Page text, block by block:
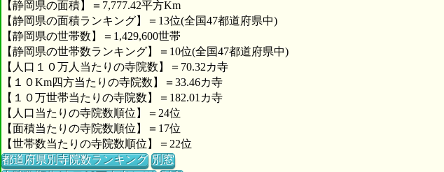
【静岡県の面積】＝7,777.42平方Km
【静岡県の面積ランキング】＝13位(全国47都道府県中)
【静岡県の世帯数】＝1,429,600世帯
【静岡県の世帯数ランキング】＝10位(全国47都道府県中)
【人口１０万人当たりの寺院数】＝70.32カ寺
【１０Km四方当たりの寺院数】＝33.46カ寺
【１０万世帯当たりの寺院数】＝182.01カ寺
【人口当たりの寺院数順位】＝24位
【面積当たりの寺院数順位】＝17位
【世帯数当たりの寺院数順位】＝22位
都道府県別寺院数ランキング 別窓